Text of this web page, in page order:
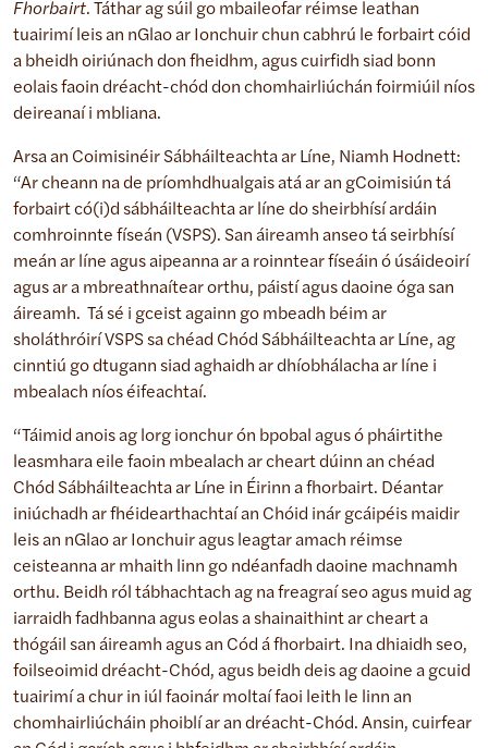
Fhorbairt. Táthar ag súil go mbaileofar réimse leathan
tuairimí leis an nGlao ar Ionchuir chun cabhrú le forbairt cóid
a bheidh oiriúnach don fheidhm, agus cuirfidh siad bonn
eolais faoin dréacht-chód don chomhairliúchán foirmiúil níos
deireanaí i mbliana.
Arsa an Coimisinéir Sábháilteachta ar Líne, Niamh Hodnett:
“Ar cheann na de príomhdhualgais atá ar an gCoimisiún tá
forbairt có(i)d sábháilteachta ar líne do sheirbhísí ardáin
comhroinnte físeán (VSPS). San áireamh anseo tá seirbhísí
meán ar líne agus aipeanna ar a roinntear físeáin ó úsáideoirí
agus ar a mbreathnaítear orthu, páistí agus daoine óga san
áireamh. Tá sé i gceist againn go mbeadh béim ar
sholáthróirí VSPS sa chéad Chód Sábháilteachta ar Líne, ag
cinntiú go dtugann siad aghaidh ar dhíobhálacha ar líne i
mbealach níos éifeachtaí.
“Táimid anois ag lorg ionchur ón bpobal agus ó pháirtithe
leasmhara eile faoin mbealach ar cheart dúinn an chéad
Chód Sábháilteachta ar Líne in Éirinn a fhorbairt. Déantar
iniúchadh ar fhéidearthachtaí an Chóid inár gcáipéis maidir
leis an nGlao ar Ionchuir agus leagtar amach réimse
ceisteanna ar mhaith linn go ndéanfadh daoine machnamh
orthu. Beidh ról tábhachtach ag na freagraí seo agus muid ag
iarraidh fadhbanna agus eolas a shainaithint ar cheart a
thógáil san áireamh agus an Cód á fhorbairt. Ina dhiaidh seo,
foilseoimid dréacht-Chód, agus beidh deis ag daoine a gcuid
tuairimí a chur in iúl faoinár moltaí faoi leith le linn an
chomhairliúcháin phoiblí ar an dréacht-Chód. Ansin, cuirfear